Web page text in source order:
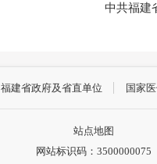
中共福建
福建省政府及省直单位 国家
站点地图
网站标识码：3500000075